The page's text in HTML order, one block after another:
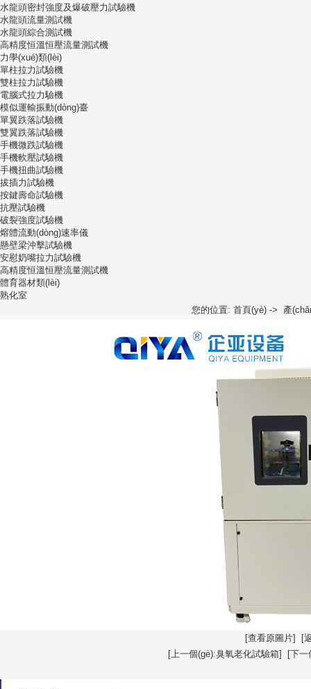
水龍頭密封強度及爆破壓力試驗機
水龍頭流量測試機
水龍頭綜合測試機
高精度恒溫恒壓流量測試機
力學(xué)類(lèi)
單柱拉力試驗機
雙柱拉力試驗機
電腦式拉力驗機
模似運輸振動(dòng)臺
單翼跌落試驗機
雙翼跌落試驗機
手機微跌試驗機
手機軟壓試驗機
手機扭曲試驗機
拔插力試驗機
按鍵壽命試驗機
抗壓試驗機
破裂強度試驗機
熔體流動(dòng)速率儀
懸壁梁沖擊試驗機
安慰奶嘴拉力試驗機
高精度恒溫恒壓流量測試機
體育器材類(lèi)
熟化室
您的位置: 首頁(yè) -> 產
[查看原圖片]
[
[上一個(gè):臭氧老化試驗箱]
[下一